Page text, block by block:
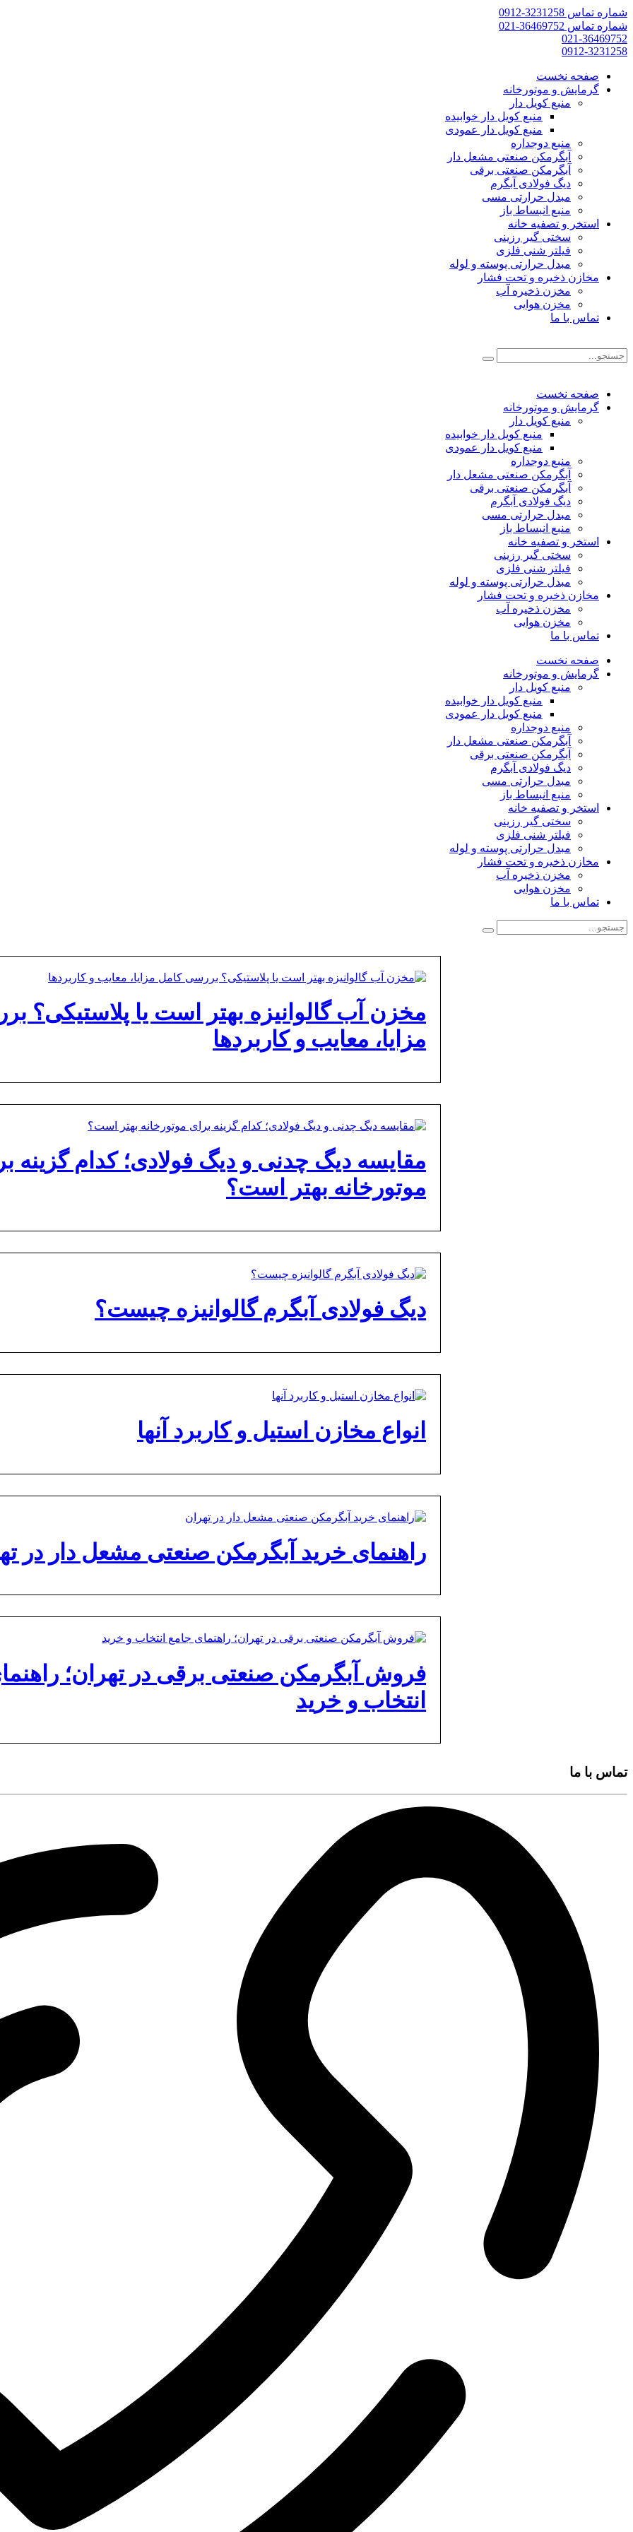
شماره تماس 3231258-0912
شماره تماس 36469752-021
021-36469752
0912-3231258
صفحه نخست
گرمایش و موتورخانه
منبع کویل دار
منبع کویل دار خوابیده
منبع کویل دار عمودی
منبع دوجداره
آبگرمکن صنعتی مشعل دار
آبگرمکن صنعتی برقی
دیگ فولادی آبگرم
مبدل حرارتی مسی
منبع انبساط باز
استخر و تصفیه خانه
سختی گیر رزینی
فیلتر شنی فلزی
مبدل حرارتی پوسته و لوله
مخازن ذخیره و تحت فشار
مخزن ذخیره آب
مخزن هوایی
تماس با ما
صفحه نخست
گرمایش و موتورخانه
منبع کویل دار
منبع کویل دار خوابیده
منبع کویل دار عمودی
منبع دوجداره
آبگرمکن صنعتی مشعل دار
آبگرمکن صنعتی برقی
دیگ فولادی آبگرم
مبدل حرارتی مسی
منبع انبساط باز
استخر و تصفیه خانه
سختی گیر رزینی
فیلتر شنی فلزی
مبدل حرارتی پوسته و لوله
مخازن ذخیره و تحت فشار
مخزن ذخیره آب
مخزن هوایی
تماس با ما
صفحه نخست
گرمایش و موتورخانه
منبع کویل دار
منبع کویل دار خوابیده
منبع کویل دار عمودی
منبع دوجداره
آبگرمکن صنعتی مشعل دار
آبگرمکن صنعتی برقی
دیگ فولادی آبگرم
مبدل حرارتی مسی
منبع انبساط باز
استخر و تصفیه خانه
سختی گیر رزینی
فیلتر شنی فلزی
مبدل حرارتی پوسته و لوله
مخازن ذخیره و تحت فشار
مخزن ذخیره آب
مخزن هوایی
تماس با ما
مخزن آب گالوانیزه بهتر است یا پلاستیکی؟
مزایا، معایب و کاربردها
مقایسه دیگ چدنی و دیگ فولادی؛ کدام گزینه
موتورخانه بهتر است؟
دیگ فولادی آبگرم گالوانیزه چیست؟
انواع مخازن استیل و کاربرد آنها
راهنمای خرید آبگرمکن صنعتی مشعل دار در
فروش آبگرمکن صنعتی برقی در تهران؛
انتخاب و خرید
تماس با ما